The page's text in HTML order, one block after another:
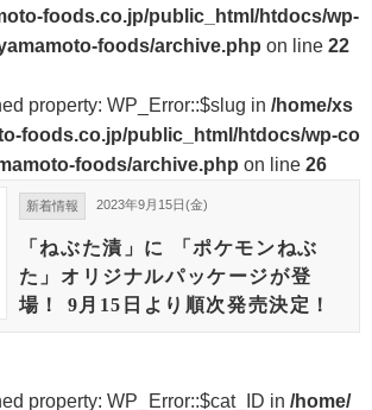
foods.co.jp/public_html/htdocs/wp-
foods/archive.php on line 22
property: WP_Error::$slug in /home/xs
foods.co.jp/public_html/htdocs/wp-co
foods/archive.php on line 26
新着情報 2023年9月15日(金)
「ねぶた漬」に 「ポケモンねぶ
た」オリジナルパッケージが登
場！ 9月15日より順次発売決定！
property: WP_Error::$cat_ID in /home/